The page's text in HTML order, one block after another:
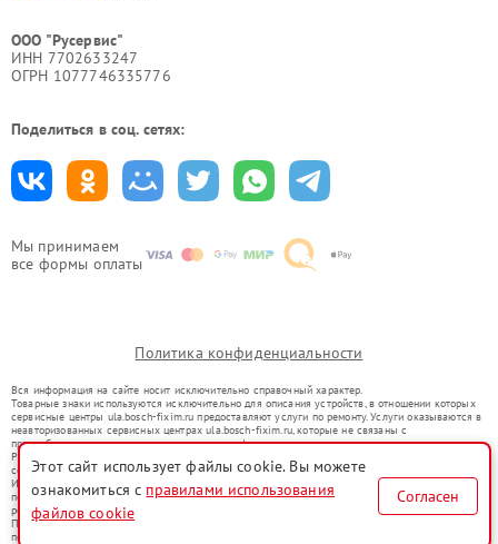
Мы принимаем
все формы оплаты
ООО "Русервис"
ИНН 7702633247
ОГРН 1077746335776
Поделиться в соц. сетях:
Политика конфиденциальности
Вся информация на сайте носит исключительно справочный характер.
Товарные знаки используются исключительно для описания устройств, в отношении которых
сервисные центры ula.bosch-fixim.ru предоставляют услуги по ремонту. Услуги оказываются в
неавторизованных сервисных центрах ula.bosch-fixim.ru, которые не связаны с
правообладателями товарных знаков или их официальными представителями.
Ремонт осуществляется для устройств, уже введенных в гражданский оборот в соответствии
со статьей 1487 ГК РФ.
Использование товарных знаков не преследует цели индивидуализации услуг или введения
потребителей в заблуждение, а служит для информирования о предоставляемых услугах по
ремонту техники указанных брендов.
Представленная на сайте информация не является публичной офертой, определяемой
положениями Статьи 437(2) Гражданского кодекса РФ
Этот сайт использует файлы cookie. Вы можете
ознакомиться с правилами использования
файлов cookie
Согласен